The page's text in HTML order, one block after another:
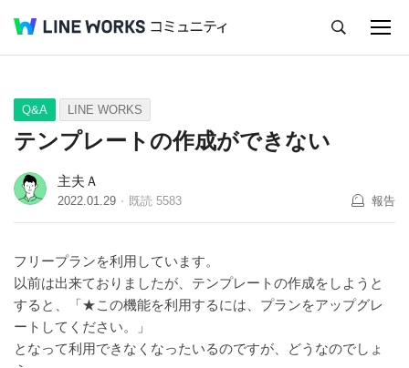
Q&A Tips Ideas
Q&A LINE WORKS
テンプレートの作成ができない
主夫Ａ
2022.01.29 既読 5583 報告
フリープランを利用しています。
以前は出来ておりましたが、テンプレートの作成をしようと
すると、「★この機能を利用するには、プランをアップグレ
ートしてください。」
となって利用できなくなったいるのですが、どうなのでしょ